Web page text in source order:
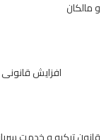
و مالکان
افزایش قانونی